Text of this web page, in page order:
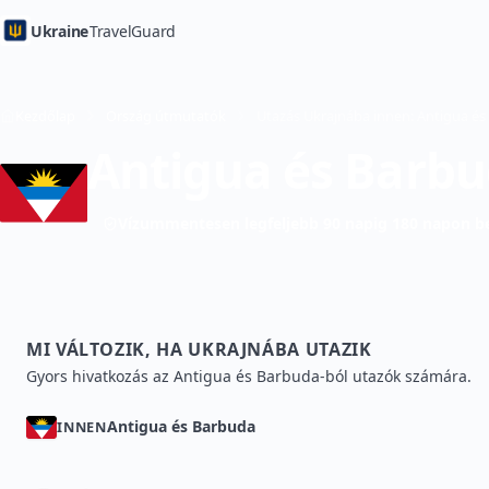
UkraineTravelGuard
MI VÁLTOZIK, HA UKRAJNÁBA UTAZIK
Gyors hivatkozás az Antigua és Barbuda-ból utazók számára.
INNENAntigua és Barbuda